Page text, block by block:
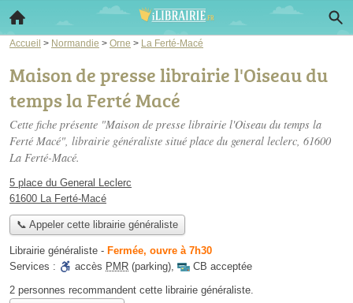
Accueil > Normandie > Orne > La Ferté-Macé
Maison de presse librairie l'Oiseau du
temps la Ferté Macé
Cette fiche présente "Maison de presse librairie l'Oiseau du temps la
Ferté Macé", librairie généraliste situé place du general leclerc, 61600
La Ferté-Macé.
5 place du General Leclerc
61600 La Ferté-Macé
📞 Appeler cette librairie généraliste
Librairie généraliste - Fermée, ouvre à 7h30
Services :
accès PMR (parking),
CB acceptée
2 personnes recommandent cette librairie généraliste.